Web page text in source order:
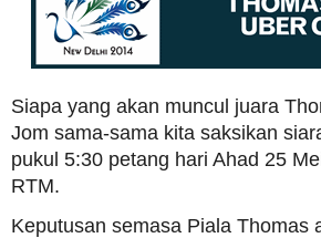
Siapa yang akan muncul juara
Jom sama-sama kita saksikan
pukul 5:30 petang hari Ahad 25
RTM.
Keputusan semasa Piala Thomas